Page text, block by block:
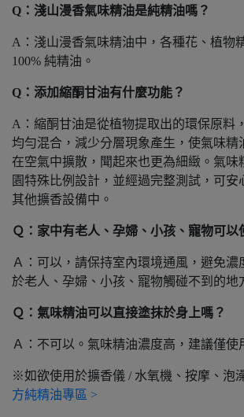
Q：淺山漫香氣味精油是純精油嗎？
A：淺山漫香氣味精油中，各種花、植物
100% 純精油。
Q：添加縮酮甘油有什麼功能？
A：縮酮甘油是從植物提取出的環保原料
均勻混合，減少分層現象產生，使氣味精
在空氣中擴散，聞起來也更為細緻。氣味
園特殊比例設計，並經過完整測試，可安
其他擴香設備中。
Ｑ：家中有老人、孕婦、小孩、寵物可以
Ａ：可以，請保持室內環境通風，避免濃
於老人、孕婦、小孩、寵物觸碰不到的地
Ｑ：氣味精油可以直接塗抹於身上嗎？
Ａ：不可以。氣味精油濃度高，建議僅使
※如欲使用於擴香儀 / 水氧機、按摩、泡
方純精油專區 >